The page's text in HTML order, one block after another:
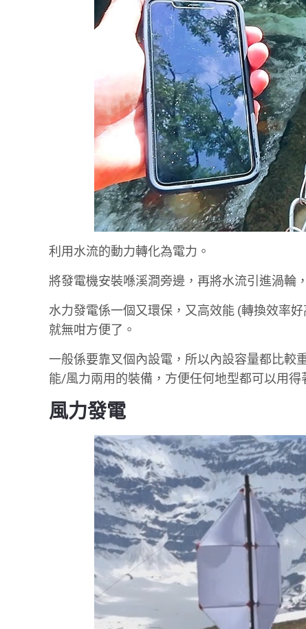
利用水流的動力轉化為電力。
將發電機安裝喺溪澗旁邊，再將水流引進渦輪
水力發電係一個又環保，又高效能 (轉換效率
就無咁方便了。
一般係要靠叉個內設電，所以內設容量都比較
能/風力兩用的裝備，方便任何地型都可以用得
風力發電